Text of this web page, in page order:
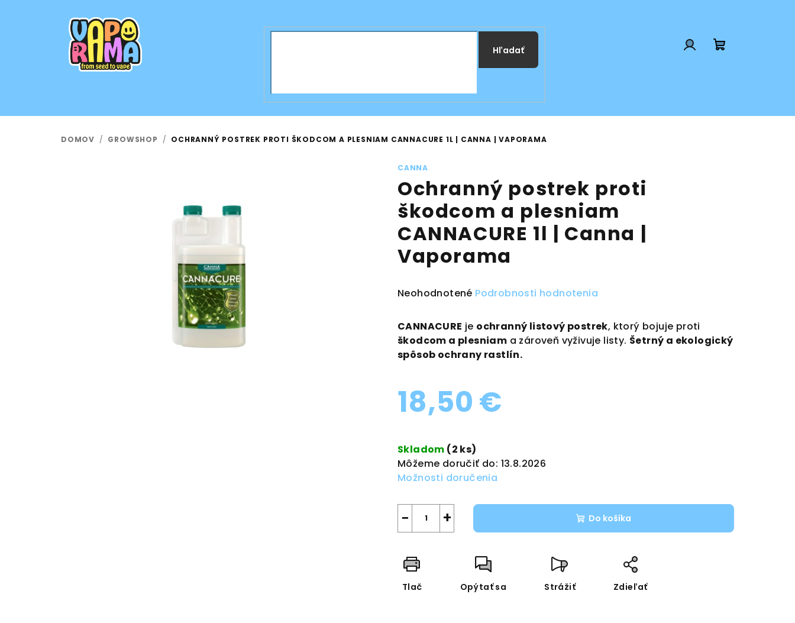
Hľadať
DOMOV / GROWSHOP / OCHRANNÝ POSTREK PROTI ŠKODCOM A PLESNIAM CANNACURE 1L | CANNA | VAPORAMA
CANNA
Ochranný postrek proti
škodcom a plesniam
CANNACURE 1l | Canna |
Vaporama
Priemerné
produktu
je
0,0
hviezdičiek.
Neohodnotené Podrobnosti hodnotenia
CANNACURE je ochranný listový postrek, ktorý bojuje proti
škodcom a plesniam a zároveň vyživuje listy. Šetrný a ekologický
spôsob ochrany rastlín.
18,50 €
cena:
Skladom (2 ks)
Môžeme doručiť do: 13.8.2026
Možnosti doručenia
+
− Do košíka
Tlač Opýtať sa Strážiť Zdieľať